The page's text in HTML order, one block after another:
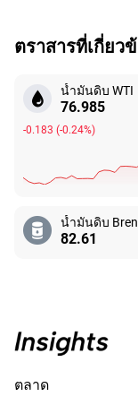
ตราสารที่เกี่ยว
น้ำมันดิบ WTI
76.985
-0.183 (-0.24%)
น้ำมันดิบ
82.61
ตลาด